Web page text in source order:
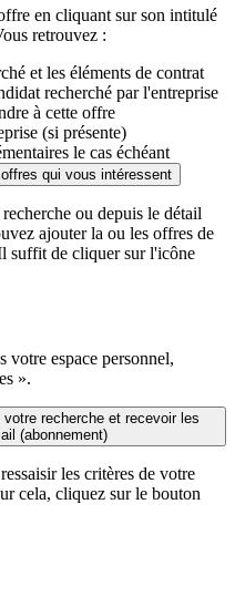
en cliquant sur son intitulé
retrouvez :
et les éléments de contrat
recherché par l'entreprise
à cette offre
(si présente)
le cas échéant
qui vous intéressent
ou depuis le détail
ajouter la ou les offres de
suffit de cliquer sur l'icône
votre espace personnel,
».
recherche et recevoir les
(abonnement)
les critères de votre
cela, cliquez sur le bouton